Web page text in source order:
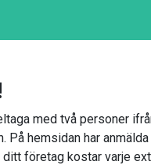
med två personer
hemsidan har
företag kostar varje